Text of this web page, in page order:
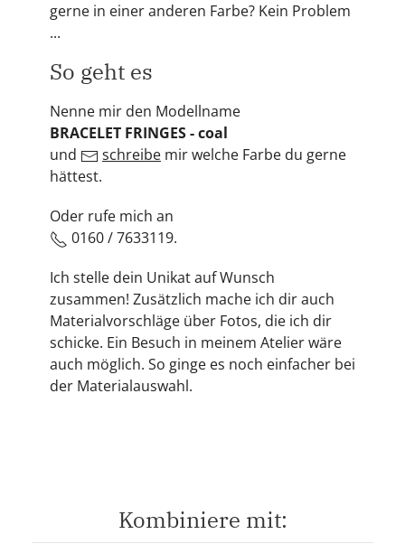
gerne in einer anderen Farbe? Kein Problem
...
So geht es
Nenne mir den Modellname
BRACELET FRINGES - coal
und
schreibe mir welche Farbe du gerne
hättest.
Oder rufe mich an
0160 / 7633119.
Ich stelle dein Unikat auf Wunsch
zusammen! Zusätzlich mache ich dir auch
Materialvorschläge über Fotos, die ich dir
schicke. Ein Besuch in meinem Atelier wäre
auch möglich. So ginge es noch einfacher bei
der Materialauswahl.
Kombiniere mit: